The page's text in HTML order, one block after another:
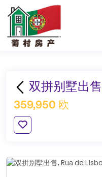
双拼别墅出
359,950 欧